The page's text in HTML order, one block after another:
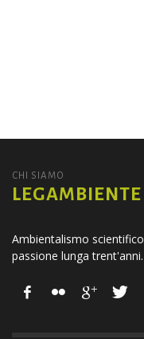
CHI SIAMO
Ambientalismo
passione lunga trent'anni.